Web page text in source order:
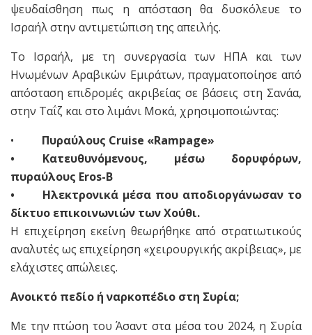
ψευδαίσθηση πως η απόσταση θα δυσκόλευε το
Ισραήλ στην αντιμετώπιση της απειλής.
Το Ισραήλ, με τη συνεργασία των ΗΠΑ και των
Ηνωμένων Αραβικών Εμιράτων, πραγματοποίησε από
απόσταση επιδρομές ακριβείας σε βάσεις στη Σανάα,
στην Ταΐζ και στο λιμάνι Μοκά, χρησιμοποιώντας:
• Πυραύλους Cruise «Rampage»
• Κατευθυνόμενους, μέσω δορυφόρων,
πυραύλους Eros-B
• Ηλεκτρονικά μέσα που αποδιοργάνωσαν το
δίκτυο επικοινωνιών των Χούθι.
Η επιχείρηση εκείνη θεωρήθηκε από στρατιωτικούς
αναλυτές ως επιχείρηση «χειρουργικής ακρίβειας», με
ελάχιστες απώλειες.
Ανοικτό πεδίο ή ναρκοπέδιο στη Συρία;
Με την πτώση του Άσαντ στα μέσα του 2024, η Συρία